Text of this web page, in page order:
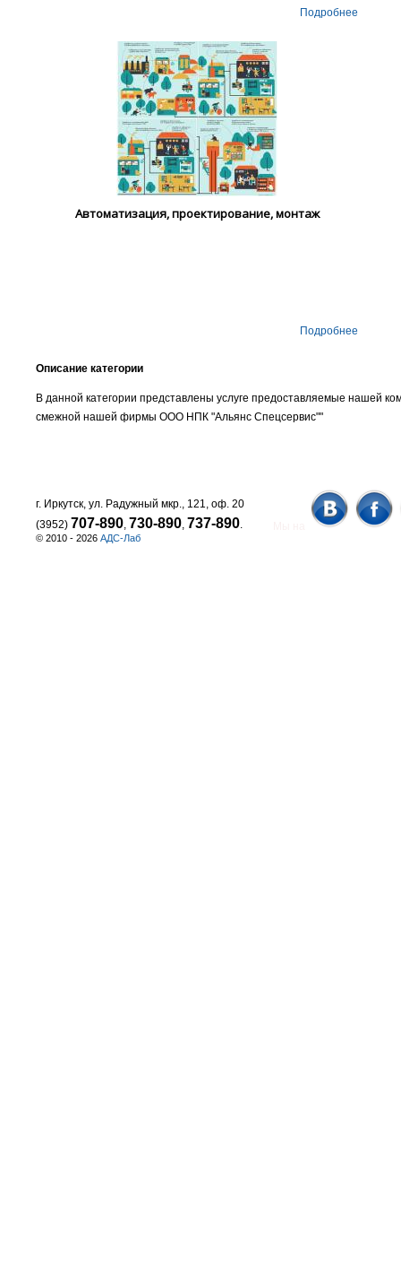
Подробнее
Автоматизация, проектирование, монтаж
Подробнее
Описание категории
В данной категории представлены услуге предоставляемые нашей
смежной нашей фирмы ООО НПК "Альянс Спецсервис""
© 2010 - 2026 АДС-Лаб
г. Иркутск, ул. Радужный мкр., 121, оф. 20
(3952) 707-890, 730-890, 737-890.